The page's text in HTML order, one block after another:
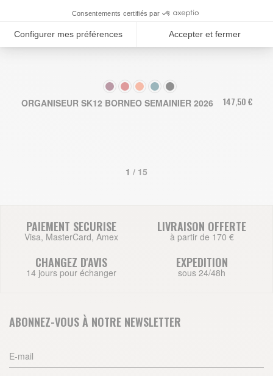
COULEUR
ORGANISEUR SK12 BORNEO SEMAINIER 2026 147,50 €
1 / 15
PAIEMENT SECURISE
Visa, MasterCard, Amex
LIVRAISON OFFERTE
à partir de 170 €
CHANGEZ D'AVIS
14 jours pour échanger
EXPEDITION
sous 24/48h
ABONNEZ-VOUS À NOTRE NEWSLETTER